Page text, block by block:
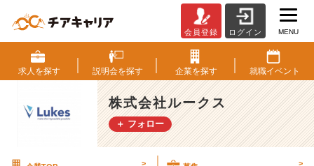
式
会
社
ル
ー
ク
会員登録 ログイン MENU
求人を探す 説明会を探す 企業を探す 就職イベント
株式会社ルークス
＋ フォロー
> >